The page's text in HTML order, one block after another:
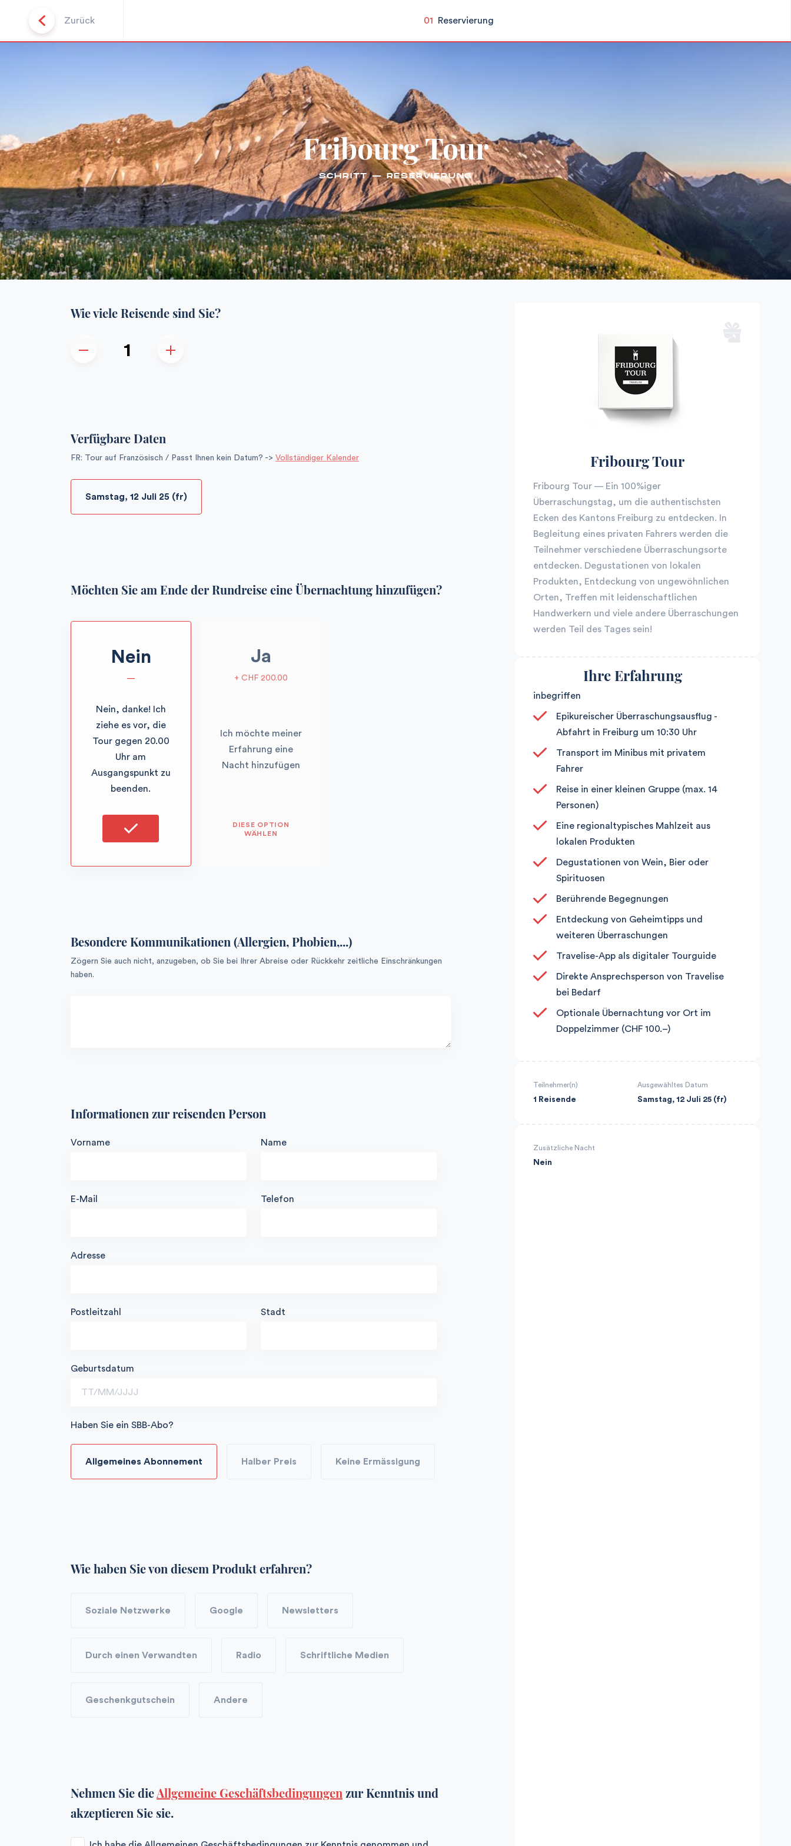
Zurück 01 Reservierung
Fribourg Tour
SCHRITT — RESERVIERUNG
Wie viele Reisende sind Sie?
Verfügbare Daten
FR: Tour auf Französisch / Passt Ihnen kein Datum? -> Vollständiger Kalender
Samstag, 12 Juli 25 (fr)
Möchten Sie am Ende der Rundreise eine Übernachtung hinzufügen?
Nein
—
Nein, danke! Ich
ziehe es vor, die
Tour gegen 20.00
Uhr am
Ausgangspunkt zu
beenden.
Ja
+ CHF 200.00
Ich möchte meiner
Erfahrung eine
Nacht hinzufügen
DIESE OPTION
WÄHLEN
Besondere Kommunikationen (Allergien, Phobien,...)
Zögern Sie auch nicht, anzugeben, ob Sie bei Ihrer Abreise oder Rückkehr zeitliche Einschränkungen
haben.
Informationen zur reisenden Person
Vorname Name
E-Mail Telefon
Adresse
Postleitzahl Stadt
Geburtsdatum
Haben Sie ein SBB-Abo?
Allgemeines Abonnement Halber Preis Keine Ermässigung
Wie haben Sie von diesem Produkt erfahren?
Soziale Netzwerke Google Newsletters
Durch einen Verwandten Radio Schriftliche Medien
Geschenkgutschein Andere
Nehmen Sie dieAllgemeine Geschäftsbedingungen zur Kenntnis und
akzeptieren Sie sie.
Fribourg Tour
Fribourg Tour — Ein 100%iger
Überraschungstag, um die authentischsten
Ecken des Kantons Freiburg zu entdecken. In
Begleitung eines privaten Fahrers werden die
Teilnehmer verschiedene Überraschungsorte
entdecken. Degustationen von lokalen
Produkten, Entdeckung von ungewöhnlichen
Orten, Treffen mit leidenschaftlichen
Handwerkern und viele andere Überraschungen
werden Teil des Tages sein!
Ihre Erfahrung
inbegriffen
Epikureischer Überraschungsausflug -
Abfahrt in Freiburg um 10:30 Uhr
Transport im Minibus mit privatem
Fahrer
Reise in einer kleinen Gruppe (max. 14
Personen)
Eine regionaltypisches Mahlzeit aus
lokalen Produkten
Degustationen von Wein, Bier oder
Spirituosen
Berührende Begegnungen
Entdeckung von Geheimtipps und
weiteren Überraschungen
Travelise-App als digitaler Tourguide
Direkte Ansprechsperson von Travelise
bei Bedarf
Optionale Übernachtung vor Ort im
Doppelzimmer (CHF 100.–)
Teilnehmer(n)
1 Reisende
Ausgewähltes Datum
Samstag, 12 Juli 25 (fr)
Zusätzliche Nacht
Nein